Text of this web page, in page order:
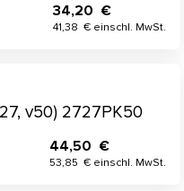
34,20 €
41,38 € einschl. MwSt.
v50) 2727PK50
44,50 €
53,85 € einschl. MwSt.